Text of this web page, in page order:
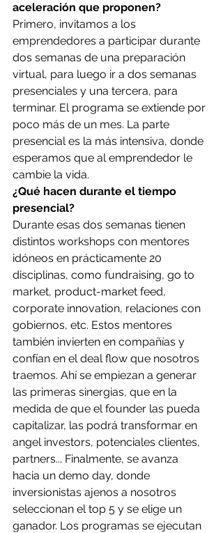
aceleración que proponen?
Primero, invitamos a los
emprendedores a participar durante
dos semanas de una preparación
virtual, para luego ir a dos semanas
presenciales y una tercera, para
terminar. El programa se extiende por
poco más de un mes. La parte
presencial es la más intensiva, donde
esperamos que al emprendedor le
cambie la vida.
¿Qué hacen durante el tiempo
presencial?
Durante esas dos semanas tienen
distintos workshops con mentores
idóneos en prácticamente 20
disciplinas, como fundraising, go to
market, product-market feed,
corporate innovation, relaciones con
gobiernos, etc. Estos mentores
también invierten en compañías y
confían en el deal flow que nosotros
traemos. Ahí se empiezan a generar
las primeras sinergias, que en la
medida de que el founder las pueda
capitalizar, las podrá transformar en
angel investors, potenciales clientes,
partners... Finalmente, se avanza
hacia un demo day, donde
inversionistas ajenos a nosotros
seleccionan el top 5 y se elige un
ganador. Los programas se ejecutan